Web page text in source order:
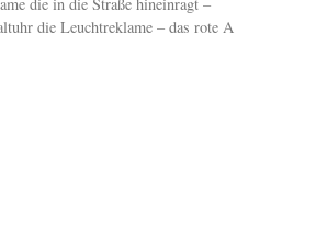
die Leuchtreklame – das rote A